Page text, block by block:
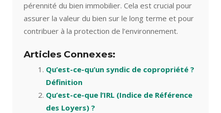
pérennité du bien immobilier. Cela est crucial pour
assurer la valeur du bien sur le long terme et pour
contribuer à la protection de l’environnement.
Articles Connexes:
Qu’est-ce-qu’un syndic de copropriété ?
Définition
Qu’est-ce-que l’IRL (Indice de Référence
des Loyers) ?